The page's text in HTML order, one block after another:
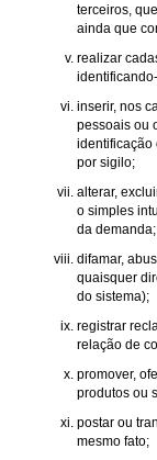
terceiros,
ainda que
realizar
inserir, nos
pessoais ou
identificação
por sigilo;
alterar,
o simples
da demanda;
difamar,
quaisquer
do sistema);
registrar
relação de
promover,
produtos ou
postar ou
mesmo fato;